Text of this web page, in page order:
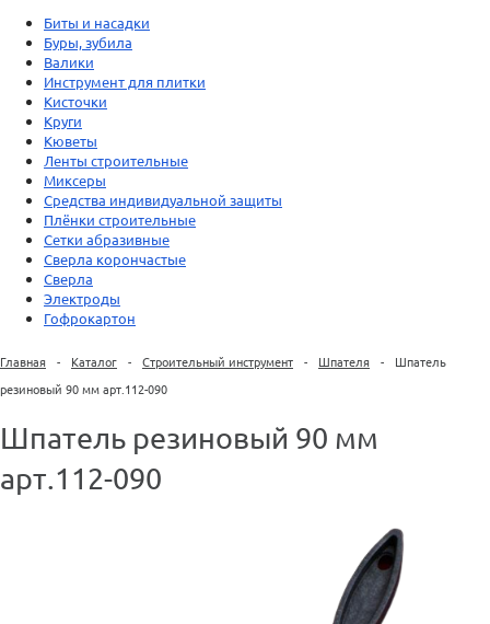
Биты и насадки
Буры, зубила
Валики
Инструмент для плитки
Кисточки
Круги
Кюветы
Ленты строительные
Миксеры
Средства индивидуальной защиты
Плёнки строительные
Сетки абразивные
Сверла корончастые
Сверла
Электроды
Гофрокартон
Главная - Каталог - Строительный инструмент - Шпателя -
Шпатель
резиновый 90 мм арт.112-090
Шпатель резиновый 90 мм
арт.112-090